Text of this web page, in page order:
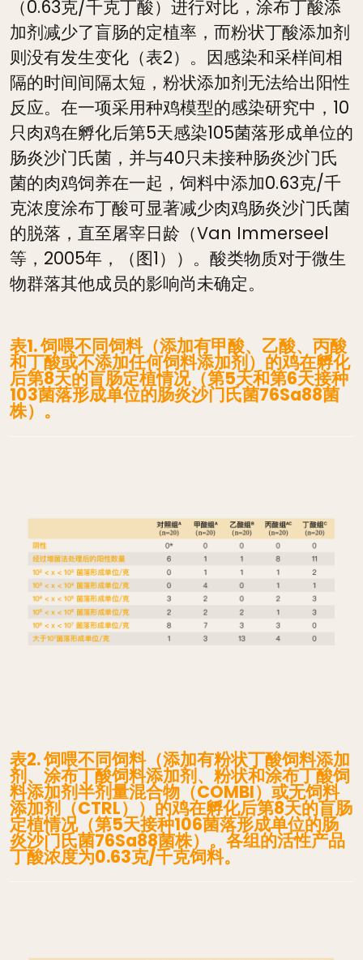
（0.63克/千克丁酸）进行对比，涂布丁酸添
加剂减少了盲肠的定植率，而粉状丁酸添加剂
则没有发生变化（表2）。因感染和采样间相
隔的时间间隔太短，粉状添加剂无法给出阳性
反应。在一项采用种鸡模型的感染研究中，10
只肉鸡在孵化后第5天感染105菌落形成单位的
肠炎沙门氏菌，并与40只未接种肠炎沙门氏
菌的肉鸡饲养在一起，饲料中添加0.63克/千
克浓度涂布丁酸可显著减少肉鸡肠炎沙门氏菌
的脱落，直至屠宰日龄（Van Immerseel
等，2005年，（图1））。酸类物质对于微生
物群落其他成员的影响尚未确定。
表1. 饲喂不同饲料（添加有甲酸、乙酸、丙酸
和丁酸或不添加任何饲料添加剂）的鸡在孵化
后第8天的盲肠定植情况（第5天和第6天接种
103菌落形成单位的肠炎沙门氏菌76Sa88菌
株）。
表2. 饲喂不同饲料（添加有粉状丁酸饲料添加
剂、涂布丁酸饲料添加剂、粉状和涂布丁酸饲
料添加剂半剂量混合物（COMBI）或无饲料
添加剂（CTRL））的鸡在孵化后第8天的盲肠
定植情况（第5天接种106菌落形成单位的肠
炎沙门氏菌76Sa88菌株）。各组的活性产品
丁酸浓度为0.63克/千克饲料。